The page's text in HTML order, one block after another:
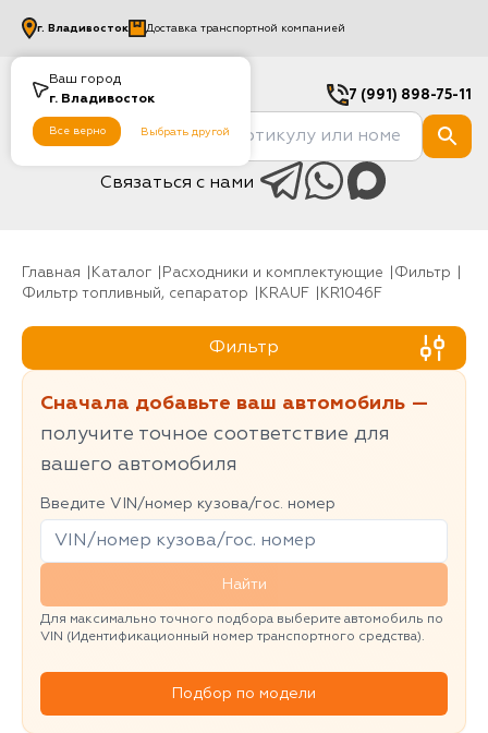
Ваш город
г. Владивосток
Все верно Выбрать другой
г. Владивосток Доставка транспортной компанией
7 (991) 898-75-11
Связаться с нами
Главная Каталог Расходники и комплектующие
фильтр
Фильтр топливный, сепаратор
KRAUF KR1046F
Фильтр
Сначала добавьте ваш автомобиль —
получите точное соответствие для
вашего автомобиля
Введите VIN/номер кузова/гос. номер
Найти
Для максимально точного подбора выберите автомобиль по
VIN (Идентификационный номер транспортного средства).
Подбор по модели